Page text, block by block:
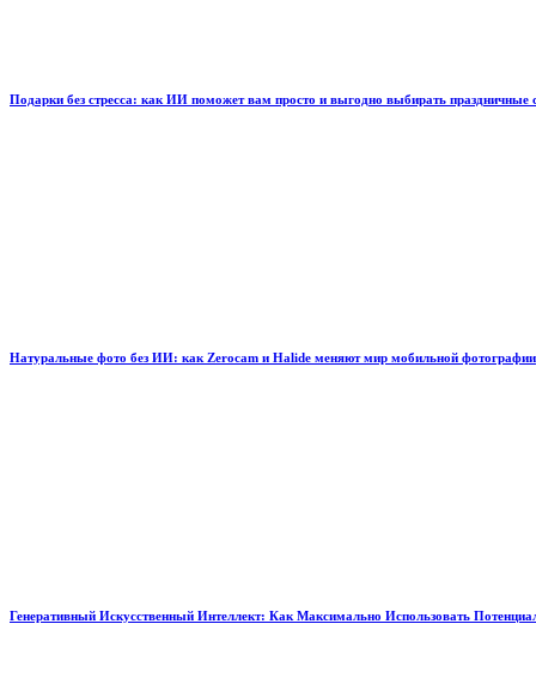
Подарки без стресса: как ИИ поможет вам просто и выгодно выбирать праздничные
Натуральные фото без ИИ: как Zerocam и Halide меняют мир мобильной фотографии
Генеративный Искусственный Интеллект: Как Максимально Использовать